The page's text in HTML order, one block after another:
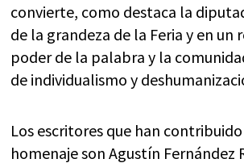
convierte, como destaca la
de la grandeza de la Feria y en
poder de la palabra y la
de individualismo y
Los escritores que han
homenaje son Agustín Fernández